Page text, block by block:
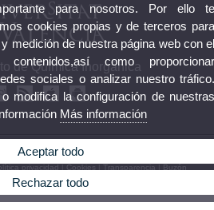
de Química Inorgánica
19. 46100 Burjassot. Teléfono: (+34) 96 354 43 30
privacidad Cookies Transparencia
Buzón
Departamento
para nosotros. Por ello
cookies propias y de terceros
medición de nuestra página web con
como
sociales o analizar nuestro
modifica la configuración de
Más información
Aceptar todo
Rechazar todo